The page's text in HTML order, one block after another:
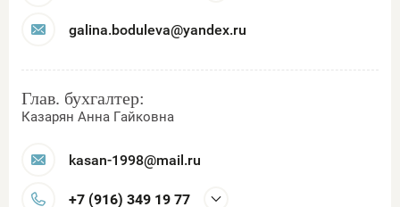
galina.boduleva@yandex.ru
Глав. бухгалтер:
Казарян Анна Гайковна
+7 (916) 349 19 77
kasan-1998@mail.ru